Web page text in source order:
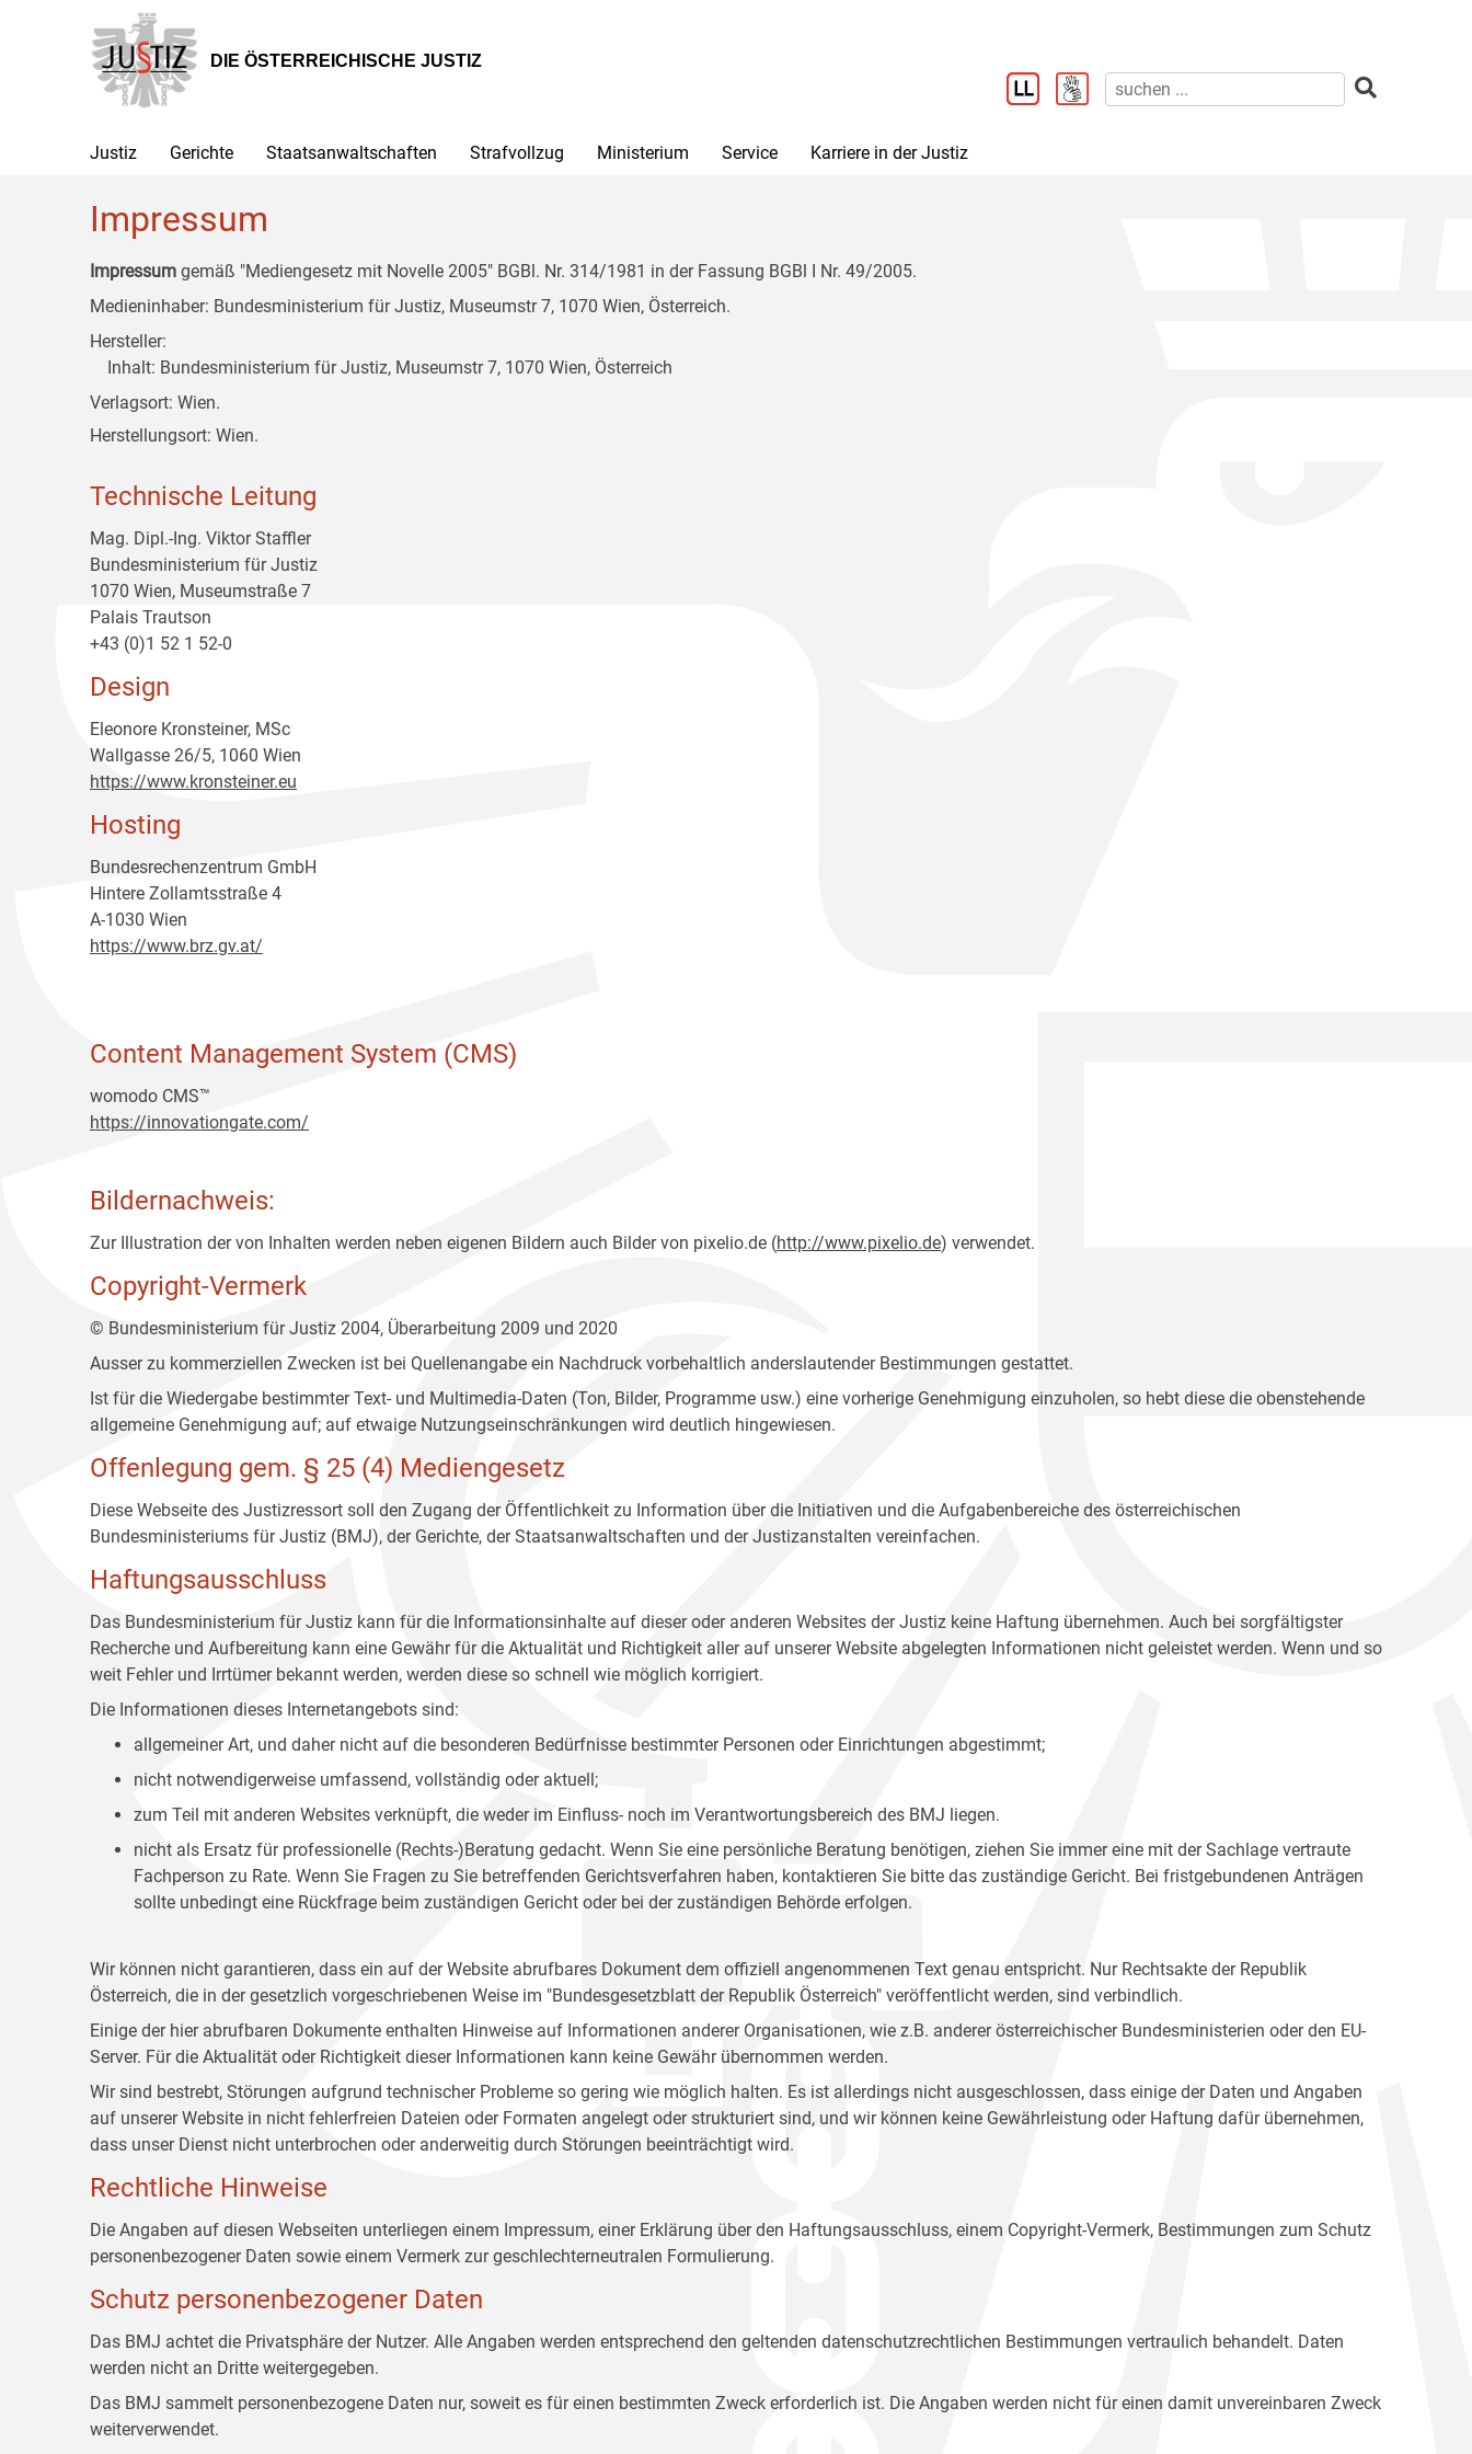
Hauptnavigation
[1]
Inhalt
[2]
Untermenü
[3]
DIE ÖSTERREICHISCHE JUSTIZ
Justiz Gerichte Staatsanwaltschaften Strafvollzug Ministerium Service Karriere in der Justiz
Impressum
Impressum gemäß "Mediengesetz mit Novelle 2005" BGBl. Nr. 314/1981 in der Fassung BGBl I Nr. 49/2005.
Medieninhaber: Bundesministerium für Justiz, Museumstr 7, 1070 Wien, Österreich.
Hersteller:
Inhalt: Bundesministerium für Justiz, Museumstr 7, 1070 Wien, Österreich
Verlagsort: Wien.
Herstellungsort: Wien.
Technische Leitung
Mag. Dipl.-Ing. Viktor Staffler
Bundesministerium für Justiz
1070 Wien, Museumstraße 7
Palais Trautson
+43 (0)1 52 1 52-0
Design
Eleonore Kronsteiner, MSc
Wallgasse 26/5, 1060 Wien
https://www.kronsteiner.eu
Hosting
Bundesrechenzentrum GmbH
Hintere Zollamtsstraße 4
A-1030 Wien
https://www.brz.gv.at/
Content Management System (CMS)
womodo CMS™
https://innovationgate.com/
Bildernachweis:
Zur Illustration der von Inhalten werden neben eigenen Bildern auch Bilder von pixelio.de (http://www.pixelio.de) verwendet.
Copyright-Vermerk
© Bundesministerium für Justiz 2004, Überarbeitung 2009 und 2020
Ausser zu kommerziellen Zwecken ist bei Quellenangabe ein Nachdruck vorbehaltlich anderslautender Bestimmungen gestattet.
Ist für die Wiedergabe bestimmter Text- und Multimedia-Daten (Ton, Bilder, Programme usw.) eine vorherige Genehmigung einzuholen, so hebt diese die obenstehende
allgemeine Genehmigung auf; auf etwaige Nutzungseinschränkungen wird deutlich hingewiesen.
Offenlegung gem. § 25 (4) Mediengesetz
Diese Webseite des Justizressort soll den Zugang der Öffentlichkeit zu Information über die Initiativen und die Aufgabenbereiche des österreichischen
Bundesministeriums für Justiz (BMJ), der Gerichte, der Staatsanwaltschaften und der Justizanstalten vereinfachen.
Haftungsausschluss
Das Bundesministerium für Justiz kann für die Informationsinhalte auf dieser oder anderen Websites der Justiz keine Haftung übernehmen. Auch bei sorgfältigster
Recherche und Aufbereitung kann eine Gewähr für die Aktualität und Richtigkeit aller auf unserer Website abgelegten Informationen nicht geleistet werden. Wenn und so
weit Fehler und Irrtümer bekannt werden, werden diese so schnell wie möglich korrigiert.
Die Informationen dieses Internetangebots sind:
allgemeiner Art, und daher nicht auf die besonderen Bedürfnisse bestimmter Personen oder Einrichtungen abgestimmt;
nicht notwendigerweise umfassend, vollständig oder aktuell;
zum Teil mit anderen Websites verknüpft, die weder im Einfluss- noch im Verantwortungsbereich des BMJ liegen.
nicht als Ersatz für professionelle (Rechts-)Beratung gedacht. Wenn Sie eine persönliche Beratung benötigen, ziehen Sie immer eine mit der Sachlage vertraute
Fachperson zu Rate. Wenn Sie Fragen zu Sie betreffenden Gerichtsverfahren haben, kontaktieren Sie bitte das zuständige Gericht. Bei fristgebundenen Anträgen
sollte unbedingt eine Rückfrage beim zuständigen Gericht oder bei der zuständigen Behörde erfolgen.
Wir können nicht garantieren, dass ein auf der Website abrufbares Dokument dem offiziell angenommenen Text genau entspricht. Nur Rechtsakte der Republik
Österreich, die in der gesetzlich vorgeschriebenen Weise im "Bundesgesetzblatt der Republik Österreich" veröffentlicht werden, sind verbindlich.
Einige der hier abrufbaren Dokumente enthalten Hinweise auf Informationen anderer Organisationen, wie z.B. anderer österreichischer Bundesministerien oder den EU-
Server. Für die Aktualität oder Richtigkeit dieser Informationen kann keine Gewähr übernommen werden.
Wir sind bestrebt, Störungen aufgrund technischer Probleme so gering wie möglich halten. Es ist allerdings nicht ausgeschlossen, dass einige der Daten und Angaben
auf unserer Website in nicht fehlerfreien Dateien oder Formaten angelegt oder strukturiert sind, und wir können keine Gewährleistung oder Haftung dafür übernehmen,
dass unser Dienst nicht unterbrochen oder anderweitig durch Störungen beeinträchtigt wird.
Rechtliche Hinweise
Die Angaben auf diesen Webseiten unterliegen einem Impressum, einer Erklärung über den Haftungsausschluss, einem Copyright-Vermerk, Bestimmungen zum Schutz
personenbezogener Daten sowie einem Vermerk zur geschlechterneutralen Formulierung.
Schutz personenbezogener Daten
Das BMJ achtet die Privatsphäre der Nutzer. Alle Angaben werden entsprechend den geltenden datenschutzrechtlichen Bestimmungen vertraulich behandelt. Daten
werden nicht an Dritte weitergegeben.
Das BMJ sammelt personenbezogene Daten nur, soweit es für einen bestimmten Zweck erforderlich ist. Die Angaben werden nicht für einen damit unvereinbaren Zweck
weiterverwendet.